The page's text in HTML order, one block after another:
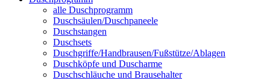
alle Duschprogramm
Duschsäulen/Duschpaneele
Duschstangen
Duschsets
Duschgriffe/Handbrausen/Fußstütze/Ablagen
Duschköpfe und Duscharme
Duschschläuche und Brausehalter